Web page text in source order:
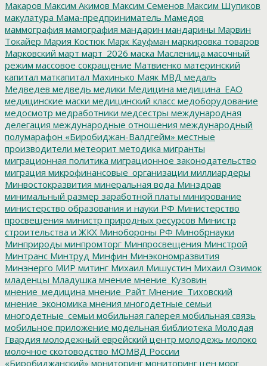
Макаров Максим Акимов Максим Семенов Максим Шупиков
макулатура Мама-предприниматель Мамедов
маммография мамография мандарин мандарины Марвин
Токайер Мария Костюк Марк Кауфман маркировка товаров
Марковский март март_2026 маска Масленица масочный
режим массовое сокращение Матвиенко материнский
капитал маткапитал Махинько Маяк МВД медаль
Медведев медведь медики Медицина медицина_ЕАО
медицинские маски медицинский класс медоборудование
медосмотр медработники медсестры международная
делегация международные отношения международный
полумарафон «Биробиджан-Валдгейм» местные
производители метеорит методика мигранты
миграционная политика миграционное законодательство
миграция микрофинансовые_организации миллиардеры
Минвостокразвития минеральная вода Минздрав
минимальный размер заработной платы минирование
министерство образования и науки РФ Министерство
просвещения министр природных ресурсов Министр
строительства и ЖКХ Минобороны РФ Минобрнауки
Минприроды минпромторг Минпросвещения Минстрой
Минтранс Минтруд Минфин Минэкономразвития
Минэнерго МИР митинг Михаил Мишустин Михаил Озимок
младенцы Младушка мнение мнение_Кузовин
мнение_медицина мнение_Райт Мнение_Тиховский
мнение_экономика мнения многодетные семьи
многодетные_семьи мобильная галерея мобильная связь
мобильное приложение модельная библиотека Молодая
Гвардия молодежный еврейский центр молодежь молоко
молочное скотоводство МОМВД России
«Биробиджанский» мониторинг мониторинг цен морг